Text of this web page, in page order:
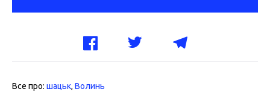
Все про: шацьк, Волинь